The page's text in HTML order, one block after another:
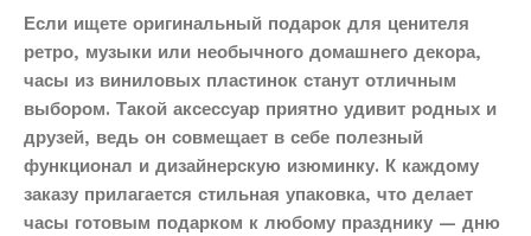
Если ищете оригинальный подарок для ценителя
ретро, музыки или необычного домашнего декора,
часы из виниловых пластинок станут отличным
выбором. Такой аксессуар приятно удивит родных и
друзей, ведь он совмещает в себе полезный
функционал и дизайнерскую изюминку. К каждому
заказу прилагается стильная упаковка, что делает
часы готовым подарком к любому празднику — дню